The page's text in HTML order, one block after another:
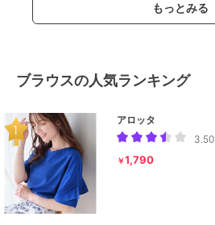
もっとみる
ブラウスの人気ランキング
アロッタ
3.50
￥1,790